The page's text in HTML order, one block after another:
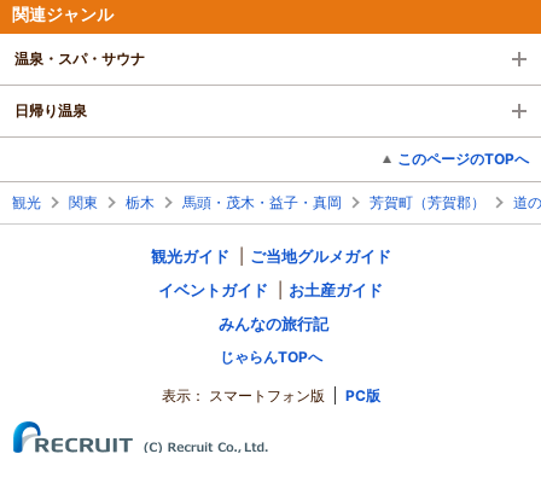
関連ジャンル
温泉・スパ・サウナ
日帰り温泉
このページのTOPへ
観光 関東 栃木 馬頭・茂木・益子・真岡 芳賀町（芳賀郡） 道
観光ガイド
ご当地グルメガイド
イベントガイド
お土産ガイド
みんなの旅行記
じゃらんTOPへ
表示： スマートフォン版 PC版